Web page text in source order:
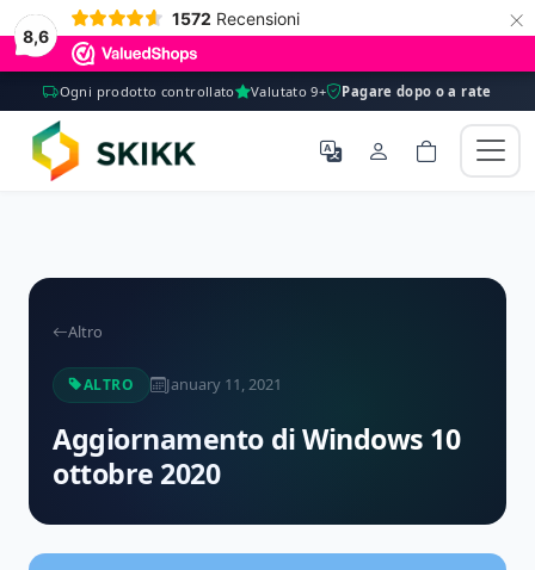
8,6
1572 Recensioni ×
Ogni prodotto controllato Valutato 9+ Pagare dopo o a rate
Altro
ALTRO January 11, 2021
Aggiornamento di Windows 10
ottobre 2020